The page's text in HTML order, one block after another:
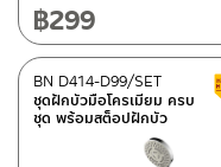
฿299
ชุดฝักบัวมือโครเมียม ครบ
ชุด พร้อมสต็อปฝักบัว
BN D414-D99/SET